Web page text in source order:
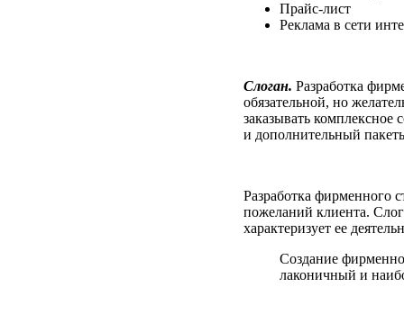
Прайс-лист
Реклама в сети
Слоган. Разработка
обязательной, но
заказывать комплексное
и дополнительный
Разработка фирменного
пожеланий клиента.
характеризует ее
Создание
лаконичный и